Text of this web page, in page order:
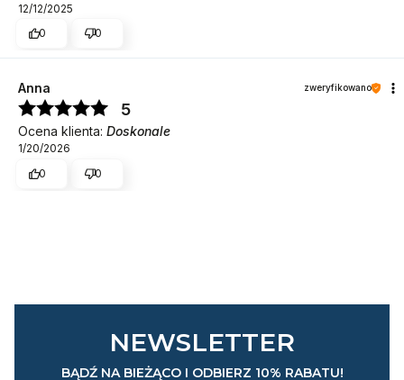
12/12/2025
0
0
Anna zweryfikowano
5
Ocena klienta: Doskonale
1/20/2026
0
0
NEWSLETTER
BĄDŹ NA BIEŻĄCO I ODBIERZ 10% RABATU!